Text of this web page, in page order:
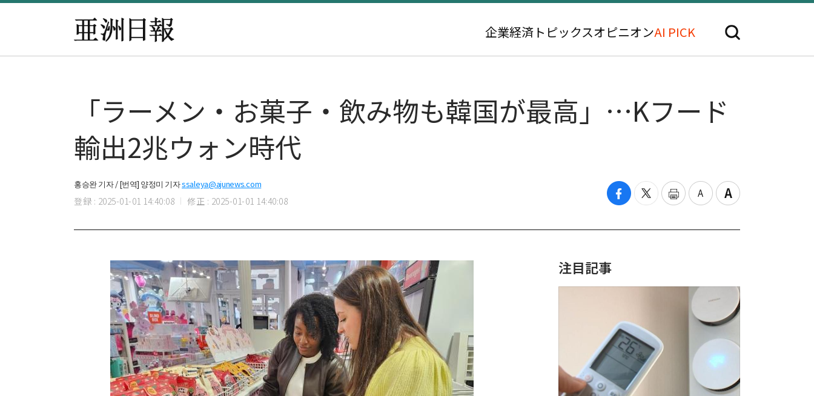
企業経済 トピックスオピニオンAI PICK
「ラーメン・お菓子・飲み物も韓国が最高」…Kフード
輸出2兆ウォン時代
홍승완 기자 / [번역] 양정미 기자ssaleya@ajunews.com
登録 : 2025-01-01 14:40:08 修正 : 2025-01-01 14:40:08
注目記事